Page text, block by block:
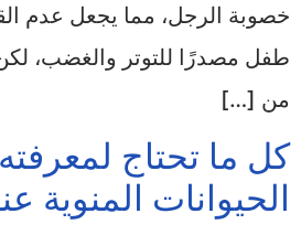
خصوبة الرجل، مما يجعل عدم
طفل مصدرًا للتوتر والغضب،
من […]
كل ما تحتاج
الحيوانات المنوية